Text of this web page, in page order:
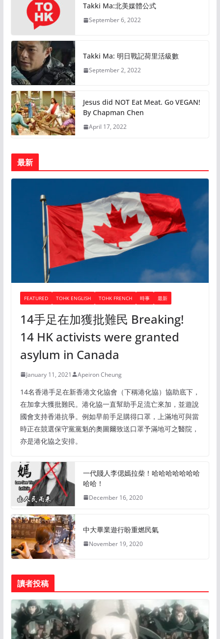
Takki Ma:北美媒體公式
September 6, 2022
Takki Ma: 明日戰記荷里活級數
September 2, 2022
Jesus did NOT Eat Meat. Go VEGAN!
By Chapman Chen
April 17, 2022
最新
FEATURED TOHK ENGLISH TOHK FRENCH 時事 最新
14手足在加獲批難民 Breaking!
14 HK activists were granted
asylum in Canada
January 11, 2021 Apeiron Cheung
14名香港手足在新香港文化協會（下稱港化協）協助底下，
在加拿大獲批難民。港化協一直幫助手足流亡來加，並遊說
國會支持香港抗爭。例如早前手足購得口罩，上滿地可與當
時正在競選保守黨黨魁的奧圖爾致送口罩予滿地可之醫院，
亦是港化協之安排。
一代賤人李偲嫣拉柴！哈哈哈哈哈哈哈
哈哈！
December 16, 2020
中大畢業遊行盼重燃民氣
November 19, 2020
讀者投稿